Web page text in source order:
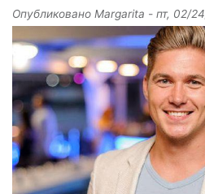
Опубликовано Margarita - пт, 02/